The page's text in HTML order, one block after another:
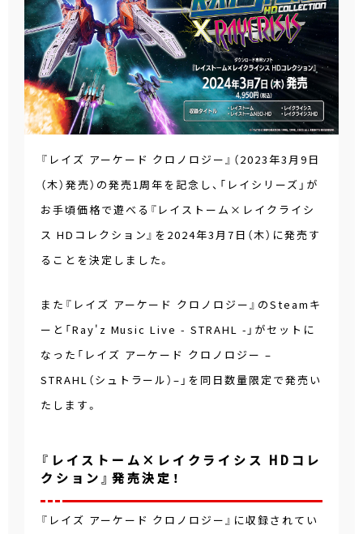
『レイズ アーケード クロノロジー』（2023年3月9日
（木）発売）の発売1周年を記念し、「レイシリーズ」が
お手頃価格で遊べる『レイストーム×レイクライシ
ス HDコレクション』を2024年3月7日（木）に発売す
ることを決定しました。
また『レイズ アーケード クロノロジー』のSteamキ
ーと「Ray'z Music Live - STRAHL -」がセットに
なった「レイズ アーケード クロノロジー –
STRAHL（シュトラール）–」を同日数量限定で発売い
たします。
『レイストーム×レイクライシス HDコレ
クション』発売決定！
『レイズ アーケード クロノロジー』に収録されてい